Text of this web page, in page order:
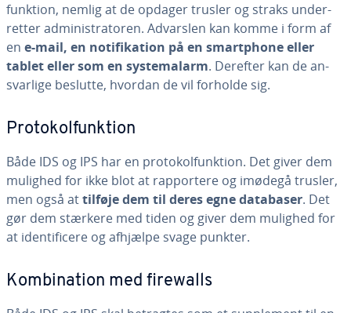
funktion, nemlig at de opdager trusler og straks un­der­
ret­ter ad­mi­ni­stra­to­ren. Advarslen kan komme i form af
en e-mail, en no­ti­fi­ka­tion på en smartp­ho­ne eller
tablet eller som en sy­ste­ma­larm. Derefter kan de an­
svar­li­ge beslutte, hvordan de vil forholde sig.
Pro­tokol­funk­tion
Både IDS og IPS har en pro­tokol­funk­tion. Det giver dem
mulighed for ikke blot at rap­por­te­re og imødegå trusler,
men også attilføje dem til deres egne databaser. Det
gør dem stærkere med tiden og giver dem mulighed for
at iden­ti­fi­ce­re og afhjælpe svage punkter.
Kom­bi­na­tion med firewalls